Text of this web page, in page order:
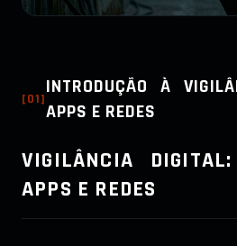
[01]
INTRODUÇÃO À
APPS E REDES
VIGILÂNCIA
APPS E REDES